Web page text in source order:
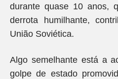
durante quase 10 anos,
derrota humilhante,
União Soviética.
Algo semelhante está a
golpe de estado